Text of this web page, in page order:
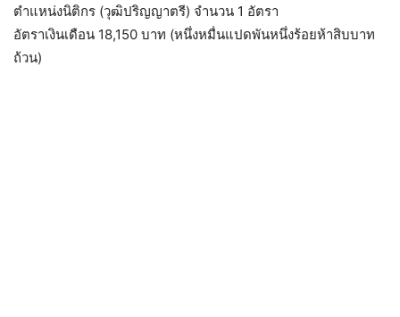
ตำแหน่งนิติกร (วุฒิปริญญาตรี) จำนวน 1 อัตรา
อัตราเงินเดือน 18,150 บาท (หนึ่งหมื่นแปดพันหนึ่งร้อยห้าสิบบาท
ถ้วน)